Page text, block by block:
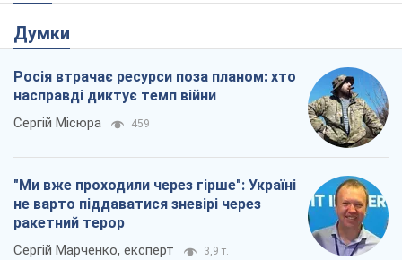
Думки
Росія втрачає ресурси поза планом: хто
насправді диктує темп війни
Сергій Місюра 459
"Ми вже проходили через гірше": Україні
не варто піддаватися зневірі через
ракетний терор
Сергій Марченко, експерт 3,9 т.